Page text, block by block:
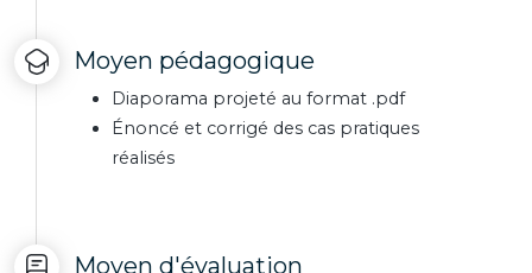
Moyen pédagogique
Diaporama projeté au format .pdf
Énoncé et corrigé des cas pratiques
réalisés
Moyen d'évaluation